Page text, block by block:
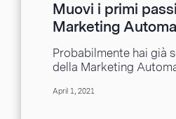
Muovi i primi
Marketing
Probabilmente hai già
della Marketing
questo...
April 1, 2021